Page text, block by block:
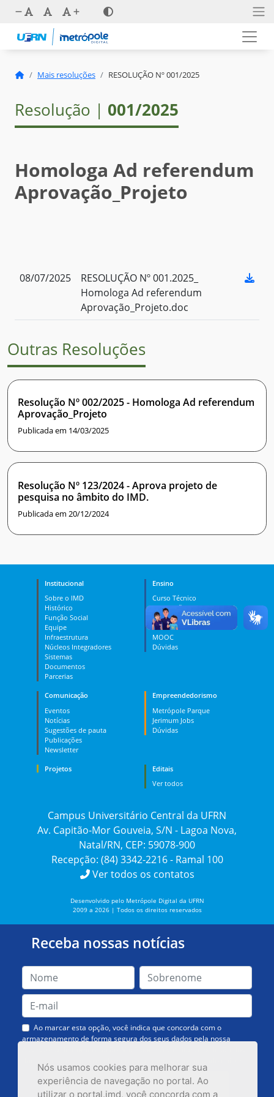
Nós usamos cookies para melhorar sua
experiência de navegação no portal. Ao
utilizar o portal.imd, você concorda com a
Mais resoluções RESOLUÇÃO Nº 001/2025
Resolução | 001/2025
Homologa Ad referendum
Aprovação_Projeto
08/07/2025
RESOLUÇÃO Nº 001.2025_
Homologa Ad referendum
Aprovação_Projeto.doc
Outras Resoluções
Resolução Nº 002/2025 - Homologa Ad referendum
Aprovação_Projeto
Publicada em 14/03/2025
Resolução Nº 123/2024 - Aprova projeto de
pesquisa no âmbito do IMD.
Publicada em 20/12/2024
Institucional
Sobre o IMD
Histórico
Função Social
Equipe
Infraestrutura
Núcleos Integradores
Sistemas
Documentos
Parcerias
Ensino
Curso Técnico
Graduação
Pós-graduação
PES
MOOC
Dúvidas
Comunicação
Eventos
Notícias
Sugestões de pauta
Publicações
Newsletter
Empreendedorismo
Metrópole Parque
Jerimum Jobs
Dúvidas
Projetos
Editais
Ver todos
Campus Universitário Central da UFRN
Av. Capitão-Mor Gouveia, S/N - Lagoa Nova,
Natal/RN, CEP: 59078-900
Recepção: (84) 3342-2216 - Ramal 100
Ver todos os contatos
Desenvolvido pelo Metrópole Digital da UFRN
2009 a 2026 | Todos os direitos reservados
Receba nossas notícias
Ao marcar esta opção, você indica que concorda com o
armazenamento de forma segura dos seus dados pela nossa